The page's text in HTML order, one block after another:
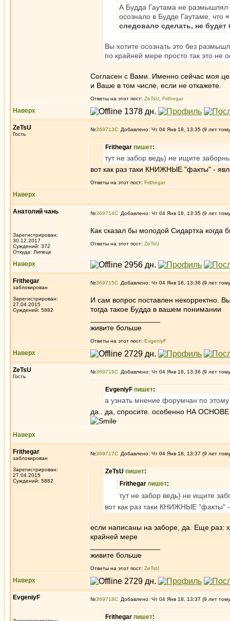
А Будда Гаутама не размышлял
осознало в Будде Гаутаме, что
следовало сделать, не
Вы хотите осознать это без
по крайней мере просто так это не
Согласен с Вами. Именно сейчас моя
и Ваше в том числе, если не откажете.
Ответы на этот пост: ZeTsU Frithegar
Наверх
ZeTsU
Гость
№369713 Добавлено: Чт 04 Янв 18, 13:35 (9 лет
Frithegar пишет:
тут не забор ведь) не ищите
вот как раз таки КНИЖНЫЕ "факты" -
Ответы на этот пост: Frithegar
Наверх
Анатолий чань
Зарегистрирован:
30.12.2017
Суждений: 372
Откуда: Липецк
№369714 Добавлено: Чт 04 Янв 18, 13:35 (9 лет
Как сказал бы молодой Сидартха
Ответы на этот пост: ZeTsU
Наверх
Frithegar
заблокирован
Зарегистрирован:
27.04.2015
Суждений: 5882
№369715 Добавлено: Чт 04 Янв 18, 13:36 (9 лет
И сам вопрос поставлен некорректно.
тогда такое Будда в вашем понимании
живите больше
Ответы на этот пост: EvgeniyF
Наверх
ZeTsU
Гость
№369716 Добавлено: Чт 04 Янв 18, 13:36 (9 лет
EvgeniyF пишет:
а узнать мнение форумчан по
да.. да, спросите. особенно НА ОСНОВЕ
Наверх
Frithegar
заблокирован
Зарегистрирован:
27.04.2015
Суждений: 5882
№369717 Добавлено: Чт 04 Янв 18, 13:37 (9 лет
ZeTsU пишет:
Frithegar пишет:
тут не забор ведь) не ищите
вот как раз таки КНИЖНЫЕ "факты"
если написаны на заборе, да. Еще раз:
крайней мере
живите больше
Ответы на этот пост: ZeTsU
Наверх
EvgeniyF №369718 Добавлено: Чт 04 Янв 18, 13:37 (9 лет
Frithegar пишет: